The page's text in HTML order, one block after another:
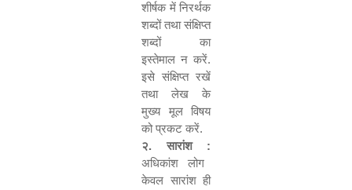
शीर्षक में निरर्थक
शब्दों तथा संक्षिप्त
शब्दों का
इस्तेमाल न करें.
इसे संक्षिप्त रखें
तथा लेख के
मुख्य मूल विषय
को प्रकट करें.
२. सारांश :
अधिकांश लोग
केवल सारांश ही